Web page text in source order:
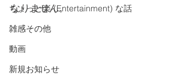
ちょっと楽 (Entertainment) な話
雑感その他
動画
新規お知らせ
なりません。